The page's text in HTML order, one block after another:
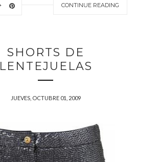
CONTINUE READING
SHORTS DE
LENTEJUELAS
JUEVES, OCTUBRE 01, 2009